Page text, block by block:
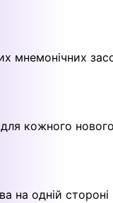
мнемонічних
кожного
на одній